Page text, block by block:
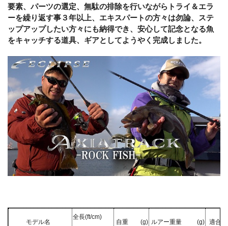
要素、パーツの選定、無駄の排除を行いながらトライ＆エラ
ーを繰り返す事３年以上、エキスパートの方々は勿論、ステ
ップアップしたい方々にも納得でき、安心して記念となる魚
をキャッチする道具、ギアとしてようやく完成しました。
モデル名
全長(ft/cm)
自重 (g) ルアー重量 (g) 適合